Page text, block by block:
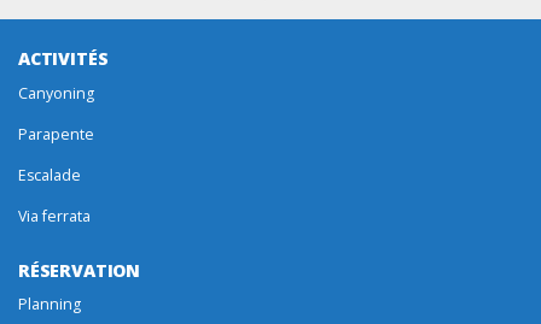
ACTIVITÉS
Canyoning
Parapente
Escalade
Via ferrata
RÉSERVATION
Planning